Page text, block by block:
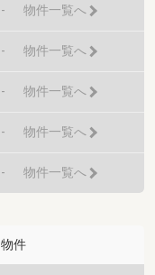
- 物件一覧へ
- 物件一覧へ
- 物件一覧へ
- 物件一覧へ
- 物件一覧へ
物件